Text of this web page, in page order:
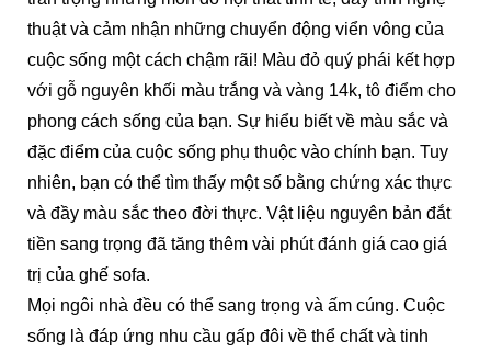
thuật và cảm nhận những chuyển động viển vông của
cuộc sống một cách chậm rãi! Màu đỏ quý phái kết hợp
với gỗ nguyên khối màu trắng và vàng 14k, tô điểm cho
phong cách sống của bạn. Sự hiểu biết về màu sắc và
đặc điểm của cuộc sống phụ thuộc vào chính bạn. Tuy
nhiên, bạn có thể tìm thấy một số bằng chứng xác thực
và đầy màu sắc theo đời thực. Vật liệu nguyên bản đắt
tiền sang trọng đã tăng thêm vài phút đánh giá cao giá
trị của ghế sofa.
Mọi ngôi nhà đều có thể sang trọng và ấm cúng. Cuộc
sống là đáp ứng nhu cầu gấp đôi về thể chất và tinh